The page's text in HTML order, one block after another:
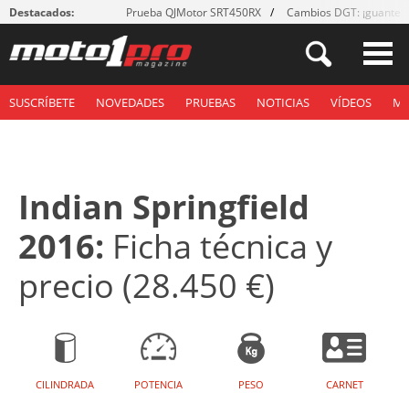
Destacados: Prueba QJMotor SRT450RX Cambios DGT: ¡guantes!
SUSCRÍBETE NOVEDADES PRUEBAS NOTICIAS VÍDEOS
Indian Springfield
2016: Ficha técnica y
precio (28.450 €)
CILINDRADA POTENCIA PESO CARNET